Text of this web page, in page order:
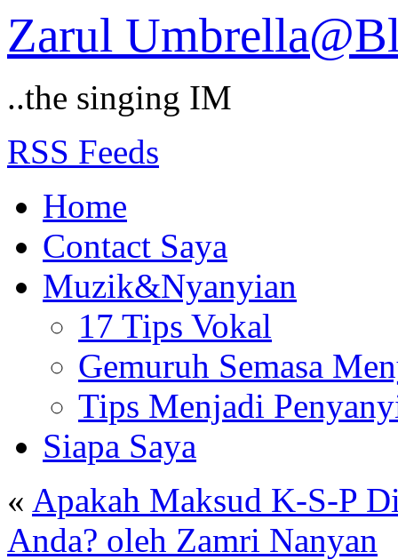
Zarul
..the singing IM
RSS Feeds
Home
Contact Saya
Muzik&Nyanyian
17 Tips Vokal
Gemuruh Semasa
Tips Menjadi
Siapa Saya
« Apakah Maksud K-S-P
Anda? oleh Zamri Nanyan